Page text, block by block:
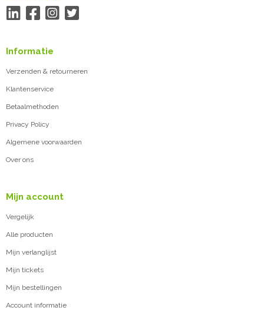
Informatie
Verzenden & retourneren
Klantenservice
Betaalmethoden
Privacy Policy
Algemene voorwaarden
Over ons
Mijn account
Vergelijk
Alle producten
Mijn verlanglijst
Mijn tickets
Mijn bestellingen
Account informatie